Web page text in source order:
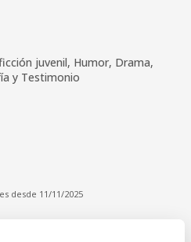
juvenil, Humor, Drama,
y Testimonio
desde 11/11/2025